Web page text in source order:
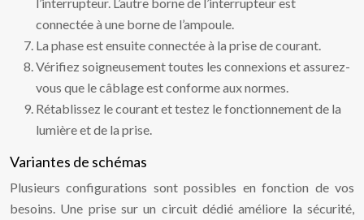
connectée à une borne de l’ampoule.
La phase est ensuite connectée à la prise de courant.
Vérifiez soigneusement toutes les connexions et assurez-
vous que le câblage est conforme aux normes.
Rétablissez le courant et testez le fonctionnement de la
lumière et de la prise.
Variantes de schémas
Plusieurs configurations sont possibles en fonction de vos
besoins. Une prise sur un circuit dédié améliore la sécurité,